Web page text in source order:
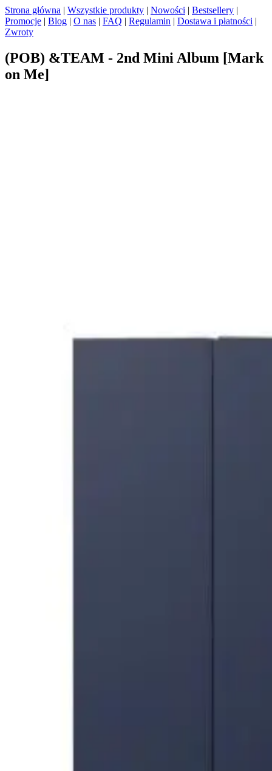
Strona główna | Wszystkie produkty | Nowości | Bestsellery |
Promocje | Blog | O nas | FAQ | Regulamin | Dostawa i płatności |
Zwroty
(POB) &TEAM - 2nd Mini Album [Mark
on Me]